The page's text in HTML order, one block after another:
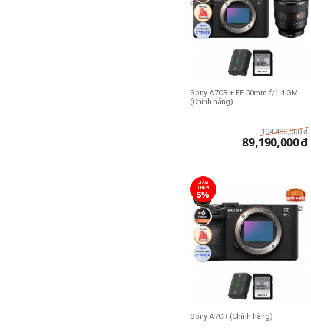
Sony A7CR + FE 50mm f/1.4 GM
(Chính hãng)
104,480,000 đ
89,190,000đ
GIẢM
THÊM
5%
Sony A7CR (Chính hãng)